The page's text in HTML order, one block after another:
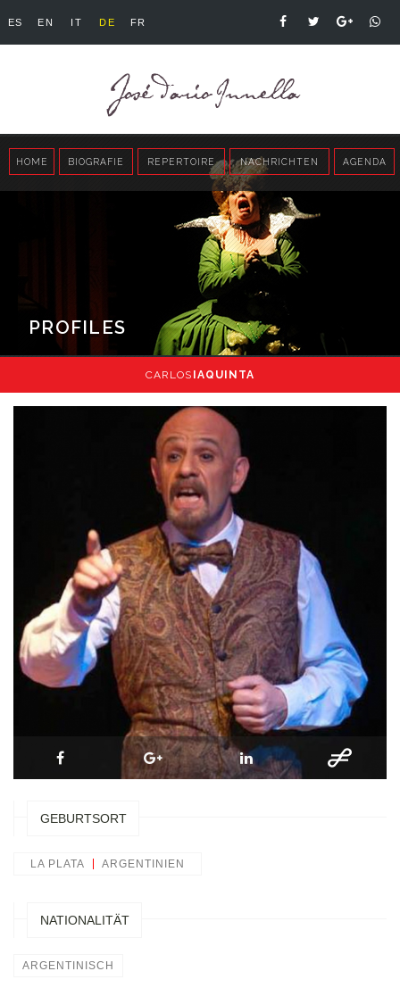
ES EN IT DE FR
HOME BIOGRAFIE REPERTOIRE NACHRICHTEN AGENDA
PROFILES
CARLOS IAQUINTA
GEBURTSORT
LA PLATA ARGENTINIEN
NATIONALITÄT
ARGENTINISCH